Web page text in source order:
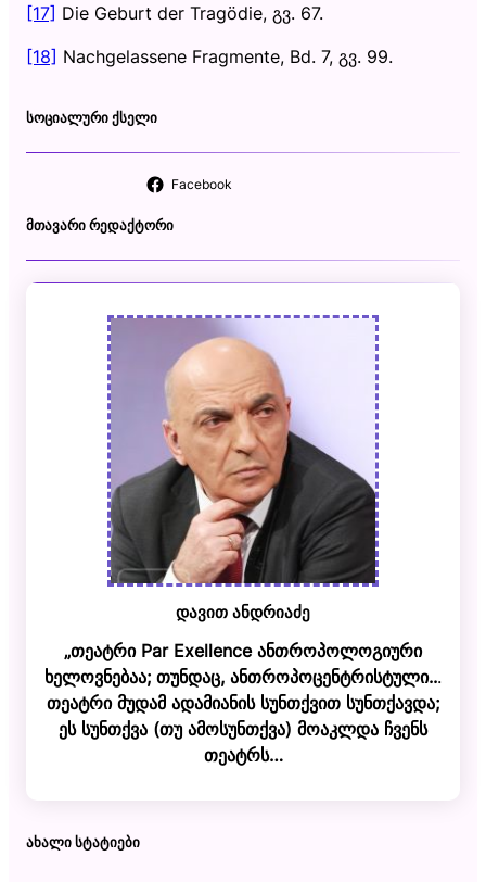
[17] Die Geburt der Tragödie, გვ. 67.
[18] Nachgelassene Fragmente, Bd. 7, გვ. 99.
ᲡᲝᲪᲘᲐᲚᲣᲠᲘ ᲥᲡᲔᲚᲘ
Facebook
ᲛᲗᲐᲕᲐᲠᲘ ᲠᲔᲓᲐᲥᲢᲝᲠᲘ
დავით ანდრიაძე
„თეატრი Par Exellence ანთროპოლოგიური
ხელოვნებაა; თუნდაც, ანთროპოცენტრისტული...
თეატრი მუდამ ადამიანის სუნთქვით სუნთქავდა;
ეს სუნთქვა (თუ ამოსუნთქვა) მოაკლდა ჩვენს
თეატრს…
ᲐᲮᲐᲚᲘ ᲡᲢᲐᲢᲘᲔᲑᲘ